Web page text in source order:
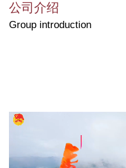
公司介绍
Group introduction